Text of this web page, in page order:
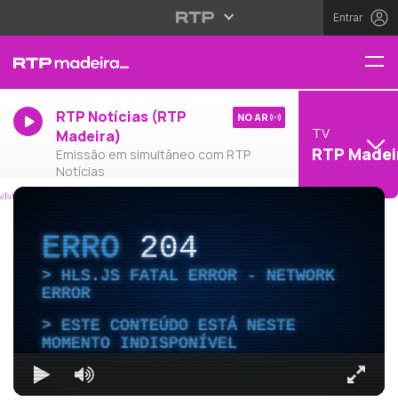
Entrar
RTP Notícias (RTP
Madeira)
Emissão em simultâneo com RTP
Notícias
NO AR
TV
RTP
ERRO204
HLS.JS FATAL ERROR - NETWORK
ERROR
ESTE CONTEÚDO ESTÁ NESTE
MOMENTO INDISPONÍVEL